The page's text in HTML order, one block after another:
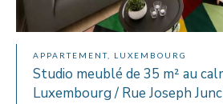
APPARTEMENT, LUXEMBOURG
Studio meublé de 35 m² au
Luxembourg / Rue Joseph